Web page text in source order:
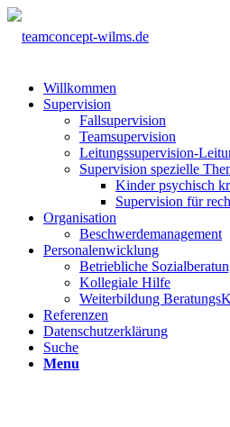
Willkommen
Supervision
Fallsupervision
Teamsupervision
Leitungssupervision-
Supervision spezielle
Kinder psychisch
Supervision für
Organisation
Beschwerdemanagement
Personalenwicklung
Betriebliche
Kollegiale Hilfe
Weiterbildung
Referenzen
Datenschutzerklärung
Suche
Menu